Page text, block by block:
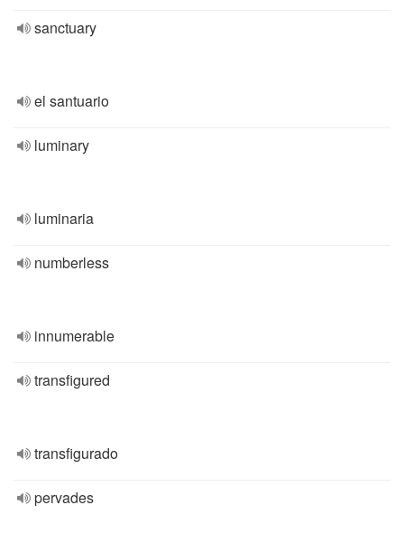
sanctuary
el santuario
luminary
luminaria
numberless
innumerable
transfigured
transfigurado
pervades